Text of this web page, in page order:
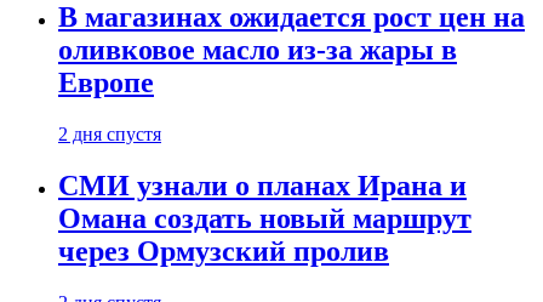
В магазинах ожидается рост цен на
оливковое масло из-за жары в
Европе
2 дня спустя
СМИ узнали о планах Ирана и
Омана создать новый маршрут
через Ормузский пролив